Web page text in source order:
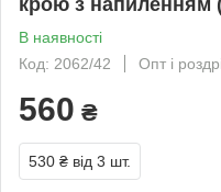
В наявності
Код: 2062/42
Опт і
560 ₴
530 ₴ від 3 шт.